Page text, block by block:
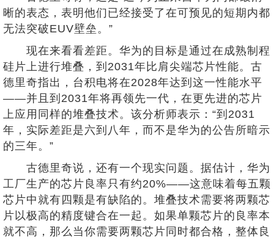
晰的表态，表明他们已经接受了在可预见的短期内都
无法突破EUV壁垒。”
现在来看看差距。华为的目标是通过在成熟制程
硅片上进行堆叠，到2031年比肩尖端芯片性能。古
德里奇指出，台积电将在2028年达到这一性能水平
——并且到2031年将再领先一代，在更先进的芯片
上应用同样的堆叠技术。该分析师表示：“到2031
年，实际差距是六到八年，而不是华为的公告所暗示
的三年。”
古德里奇说，还有一个现实问题。据估计，华为
工厂生产的芯片良率只有约20%——这意味着每五颗
芯片中就有四颗是有缺陷的。堆叠技术需要将两颗芯
片以极高的精度键合在一起。如果单颗芯片的良率本
就不高，那么当你需要两颗芯片同时都合格，整体良